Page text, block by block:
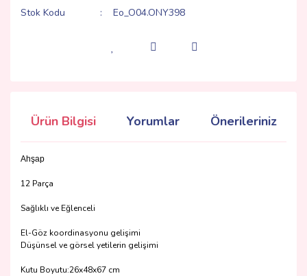
Stok Kodu
Eo_O04.ONY398
Ürün Bilgisi Yorumlar Önerileriniz
Ahşap
12 Parça
Sağlıklı ve Eğlenceli
El-Göz koordinasyonu gelişimi
Düşünsel ve görsel yetilerin gelişimi
Kutu Boyutu:26x48x67 cm